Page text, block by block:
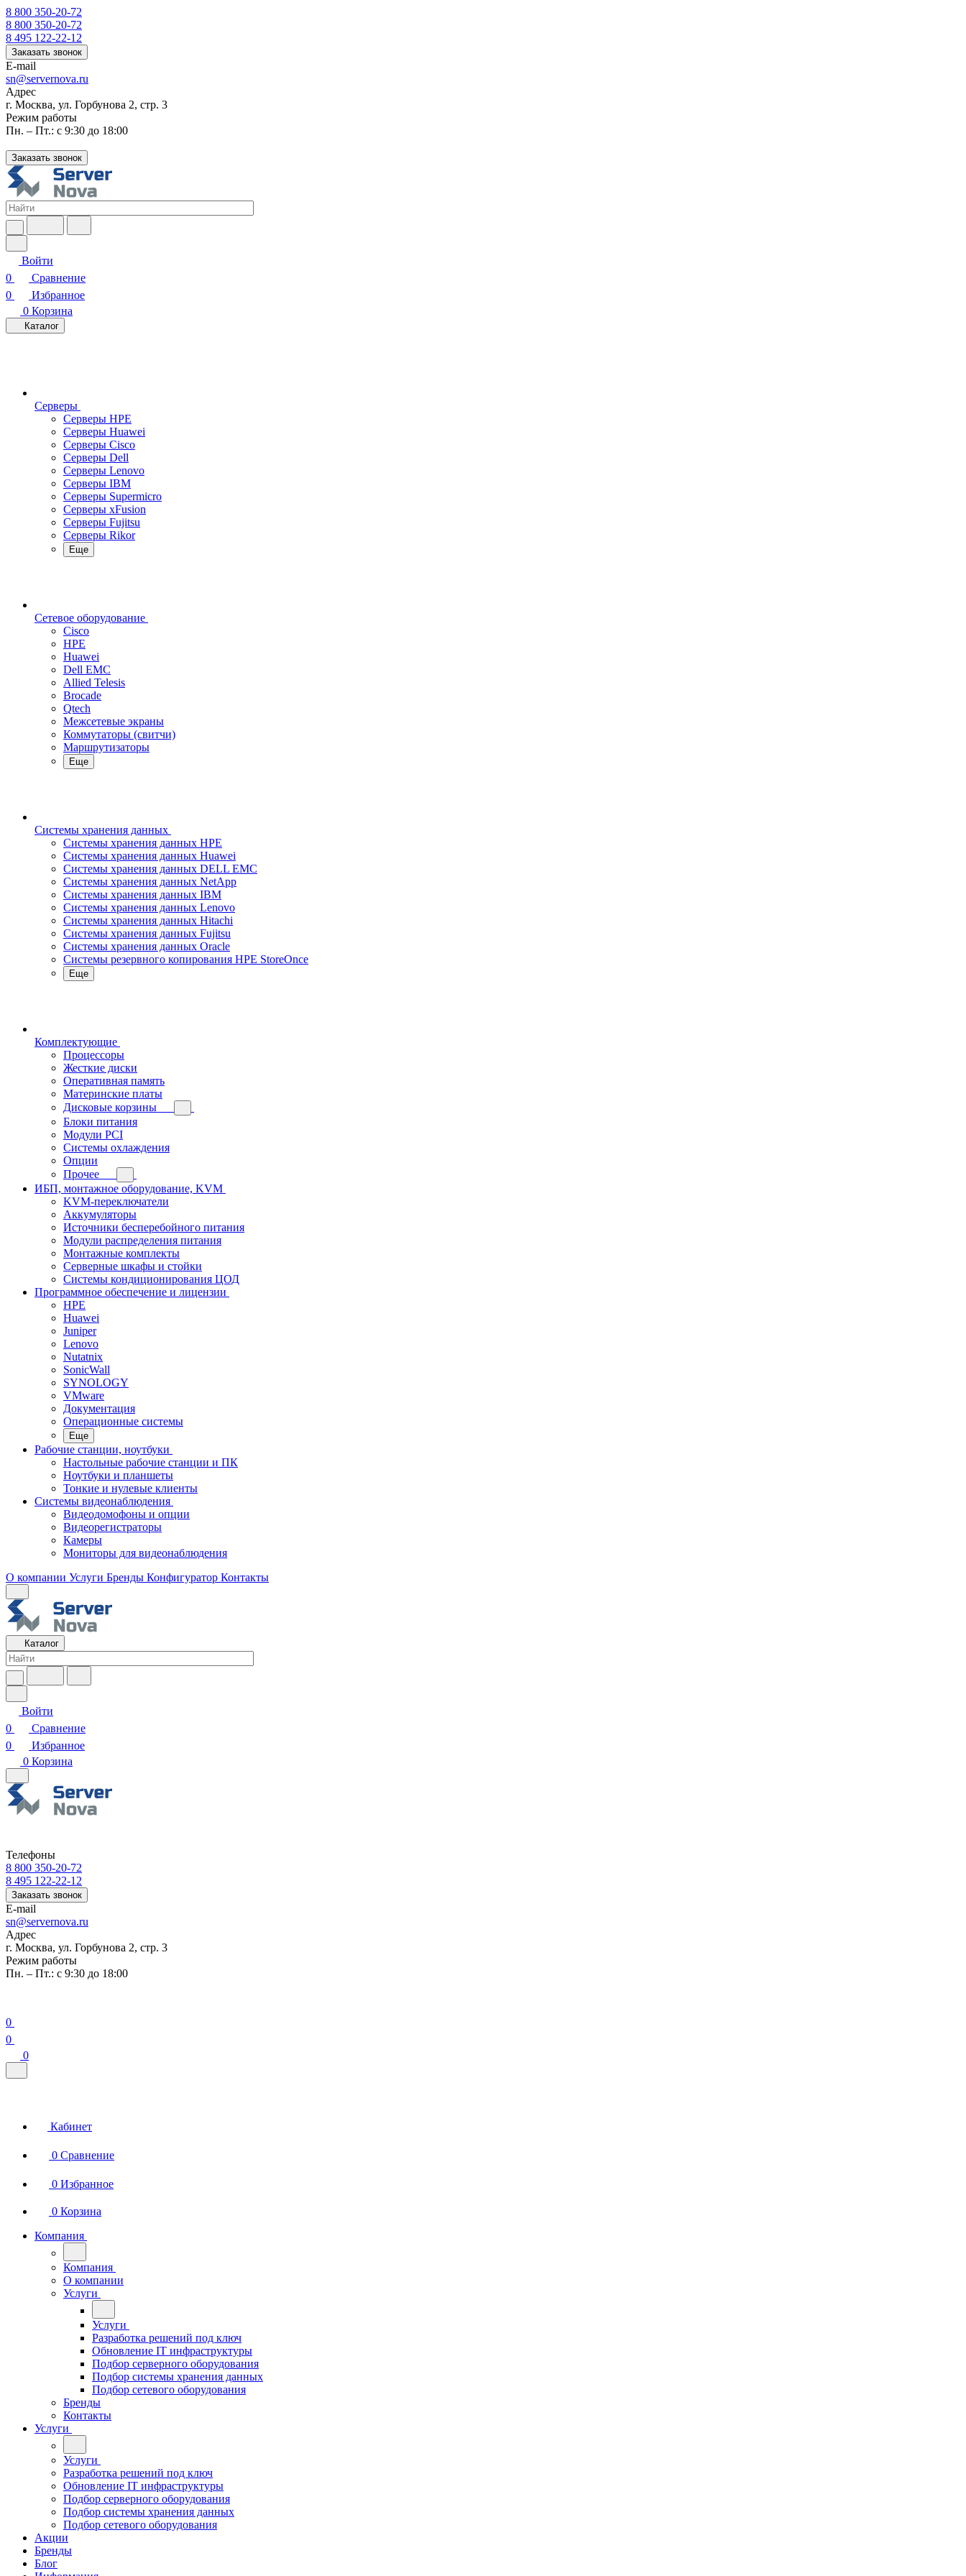
8 800 350-20-72
8 800 350-20-72
8 495 122-22-12
Заказать звонок
E-mail
sn@servernova.ru
Адрес
г. Москва, ул. Горбунова 2, стр. 3
Режим работы
Пн. – Пт.: с 9:30 до 18:00
Заказать звонок
Войти
0
Сравнение
0
Избранное
0 Корзина
Каталог
Серверы
Серверы HPE
Серверы Huawei
Серверы Cisco
Серверы Dell
Серверы Lenovo
Серверы IBM
Серверы Supermicro
Серверы xFusion
Серверы Fujitsu
Серверы Rikor
Еще
Сетевое оборудование
Cisco
HPE
Huawei
Dell EMC
Allied Telesis
Brocade
Qtech
Межсетевые экраны
Коммутаторы (свитчи)
Маршрутизаторы
Еще
Системы хранения данных
Системы хранения данных HPE
Системы хранения данных Huawei
Системы хранения данных DELL EMC
Cистемы хранения данных NetApp
Системы хранения данных IBM
Системы хранения данных Lenovo
Системы хранения данных Hitachi
Системы хранения данных Fujitsu
Системы хранения данных Oracle
Системы резервного копирования HPE StoreOnce
Еще
Комплектующие
Процессоры
Жесткие диски
Оперативная память
Материнские платы
Дисковые корзины
Блоки питания
Модули PCI
Системы охлаждения
Опции
Прочее
ИБП, монтажное оборудование, KVM
KVM-переключатели
Аккумуляторы
Источники бесперебойного питания
Модули распределения питания
Монтажные комплекты
Серверные шкафы и стойки
Системы кондиционирования ЦОД
Программное обеспечение и лицензии
HPE
Huawei
Juniper
Lenovo
Nutatnix
SonicWall
SYNOLOGY
VMware
Документация
Операционные системы
Еще
Рабочие станции, ноутбуки
Настольные рабочие станции и ПК
Ноутбуки и планшеты
Тонкие и нулевые клиенты
Системы видеонаблюдения
Видеодомофоны и опции
Видеорегистраторы
Камеры
Мониторы для видеонаблюдения
О компании Услуги Бренды Конфигуратор Контакты
Каталог
Войти
0
Сравнение
0
Избранное
0 Корзина
Телефоны
8 800 350-20-72
8 495 122-22-12
Заказать звонок
E-mail
sn@servernova.ru
Адрес
г. Москва, ул. Горбунова 2, стр. 3
Режим работы
Пн. – Пт.: с 9:30 до 18:00
0
0
0
Кабинет
0 Сравнение
0 Избранное
0 Корзина
Компания
Компания
О компании
Услуги
Услуги
Разработка решений под ключ
Обновление IT инфраструктуры
Подбор серверного оборудования
Подбор системы хранения данных
Подбор сетевого оборудования
Бренды
Контакты
Услуги
Услуги
Разработка решений под ключ
Обновление IT инфраструктуры
Подбор серверного оборудования
Подбор системы хранения данных
Подбор сетевого оборудования
Акции
Бренды
Блог